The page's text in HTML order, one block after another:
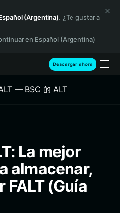
(Argentina). ¿Te gustaría
en Español (Argentina)
Descargar ahora
— BSC 的 ALT
La mejor
almacenar,
FALT (Guía